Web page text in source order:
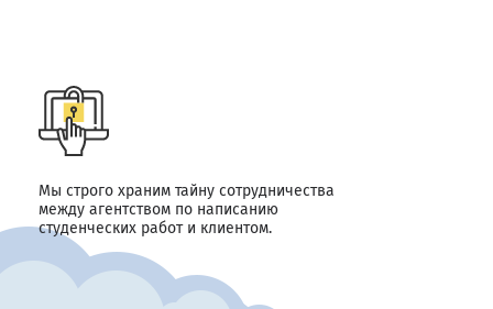
Мы строго храним тайну сотрудничества
между агентством по написанию
студенческих работ и клиентом.